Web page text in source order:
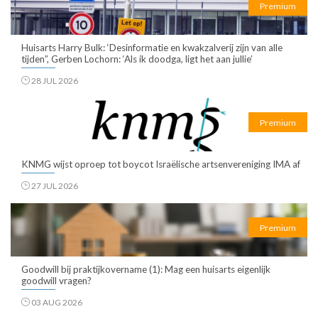
Premium
Huisarts Harry Bulk: ‘Desinformatie en kwakzalverij zijn van alle
tijden”, Gerben Lochorn: ‘Als ik doodga, ligt het aan jullie’
28 JUL 2026
Premium
KNMG wijst oproep tot boycot Israëlische artsenvereniging IMA af
27 JUL 2026
Premium
Goodwill bij praktijkovername (1): Mag een huisarts eigenlijk
goodwill vragen?
03 AUG 2026